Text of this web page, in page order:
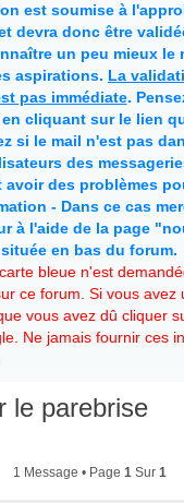
est soumise à
devra donc être
un peu mieux le
aspirations. La
pas immédiate.
cliquant sur le lien
si le mail n'est pas
des
avoir des problèmes
- Dans ce cas
à l'aide de la page
située en bas du forum.
bleue n'est
ce forum. Si vous avez
vous avez dû cliquer
Ne jamais fournir ces
le parebrise
1 Message • Page 1Sur 1